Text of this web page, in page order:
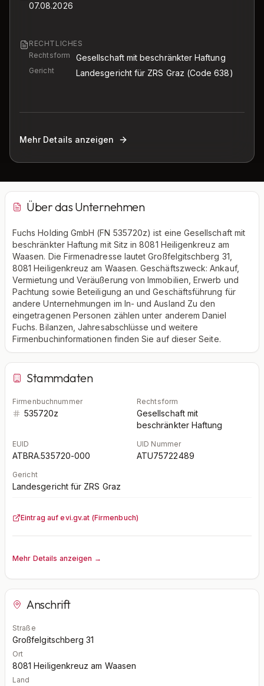
07.08.2026
RECHTLICHES
Rechtsform
Gesellschaft mit beschränkter Haftung
Gericht Landesgericht für ZRS Graz (Code 638)
Mehr Details anzeigen
Über das Unternehmen
Fuchs Holding GmbH (FN 535720z) ist eine Gesellschaft mit
beschränkter Haftung mit Sitz in 8081 Heiligenkreuz am
Waasen. Die Firmenadresse lautet Großfelgitschberg 31,
8081 Heiligenkreuz am Waasen. Geschäftszweck: Ankauf,
Vermietung und Veräußerung von Immobilien, Erwerb und
Pachtung sowie Beteiligung an und Geschäftsführung für
andere Unternehmungen im In- und Ausland Zu den
eingetragenen Personen zählen unter anderem Daniel
Fuchs. Bilanzen, Jahresabschlüsse und weitere
Firmenbuchinformationen finden Sie auf dieser Seite.
Stammdaten
Firmenbuchnummer
535720z
Rechtsform
Gesellschaft mit
beschränkter Haftung
EUID
ATBRA.535720-000
UID Nummer
ATU75722489
Gericht
Landesgericht für ZRS Graz
Eintrag auf evi.gv.at (Firmenbuch)
Mehr Details anzeigen →
Anschrift
Straße
Großfelgitschberg 31
Ort
8081 Heiligenkreuz am Waasen
Land